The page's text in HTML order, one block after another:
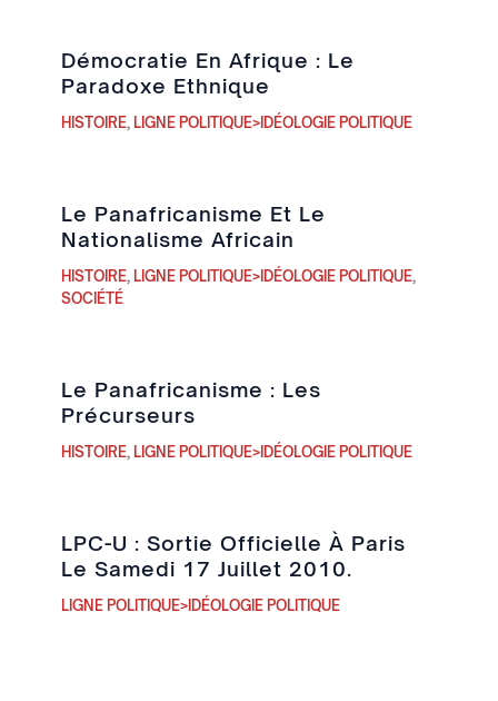
Démocratie En Afrique : Le
Paradoxe Ethnique
HISTOIRE, LIGNE POLITIQUE>IDÉOLOGIE POLITIQUE
Le Panafricanisme Et Le
Nationalisme Africain
HISTOIRE, LIGNE POLITIQUE>IDÉOLOGIE POLITIQUE,
SOCIÉTÉ
Le Panafricanisme : Les
Précurseurs
HISTOIRE, LIGNE POLITIQUE>IDÉOLOGIE POLITIQUE
LPC-U : Sortie Officielle À Paris
Le Samedi 17 Juillet 2010.
LIGNE POLITIQUE>IDÉOLOGIE POLITIQUE